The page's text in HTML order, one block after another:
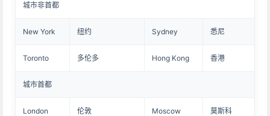
城市非首都
New York 纽约 Sydney 悉尼
Toronto 多伦多 Hong Kong 香港
城市首都
London 伦敦 Moscow 莫斯科